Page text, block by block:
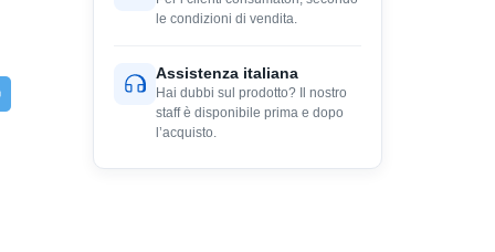
le condizioni di vendita.
Assistenza italiana
Hai dubbi sul prodotto? Il nostro
staff è disponibile prima e dopo
l’acquisto.